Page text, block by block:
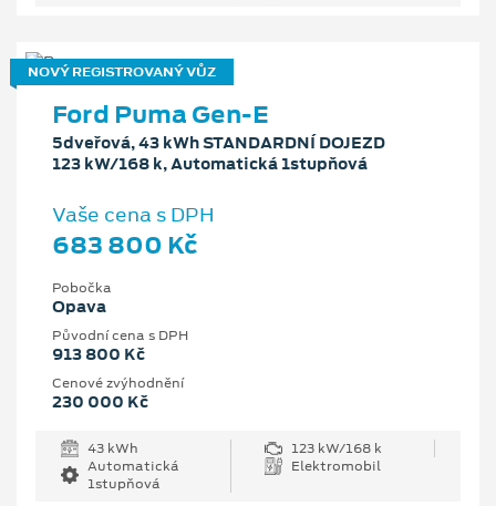
NOVÝ REGISTROVANÝ VŮZ
Ford Puma Gen-E
5dveřová, 43 kWh STANDARDNÍ DOJEZD
123 kW/168 k, Automatická 1stupňová
Vaše cena s DPH
683 800 Kč
Pobočka
Opava
Původní cena s DPH
913 800 Kč
Cenové zvýhodnění
230 000 Kč
43 kWh
123 kW/168 k
Automatická
1stupňová
Elektromobil